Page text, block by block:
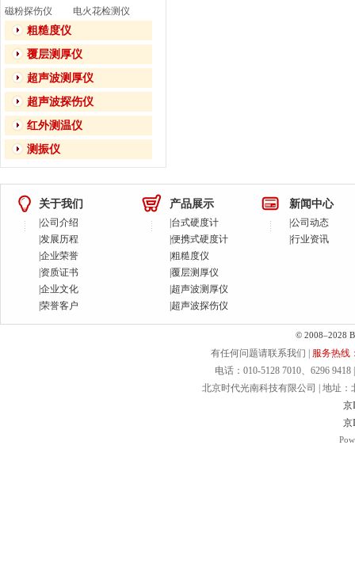
磁粉探伤仪 电火花检测仪
粗糙度仪
覆层测厚仪
超声波测厚仪
超声波探伤仪
红外测温仪
测振仪
关于我们
公司介绍
发展历程
企业荣誉
资质证书
企业文化
荣誉客户
产品展示
台式硬度计
便携式硬度计
粗糙度仪
覆层测厚仪
超声波测厚仪
超声波探伤仪
新闻中心
公司动态
行业资讯
© 2008–2028
有任何问题请联系我们 | 服务热线
电话：010-5128 7010、6296 9418
北京时代光南科技有限公司 | 地址：
京
京